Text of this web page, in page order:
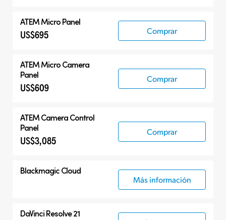
ATEM Micro Panel
US$695 Comprar
ATEM Micro Camera
Panel
US$609
Comprar
ATEM Camera Control
Panel
US$3,085
Comprar
Blackmagic Cloud
Más información
DaVinci Resolve 21